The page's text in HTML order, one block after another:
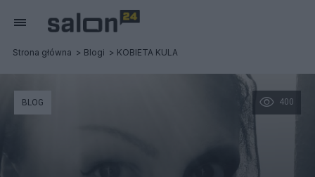
Strona główna Blogi KOBIETA KULA
400
BLOG